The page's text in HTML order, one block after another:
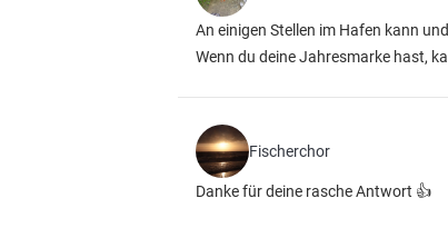
An einigen Stellen im Hafen kann
Wenn du deine Jahresmarke hast,
Fischerchor
Danke für deine rasche Antwort 👍